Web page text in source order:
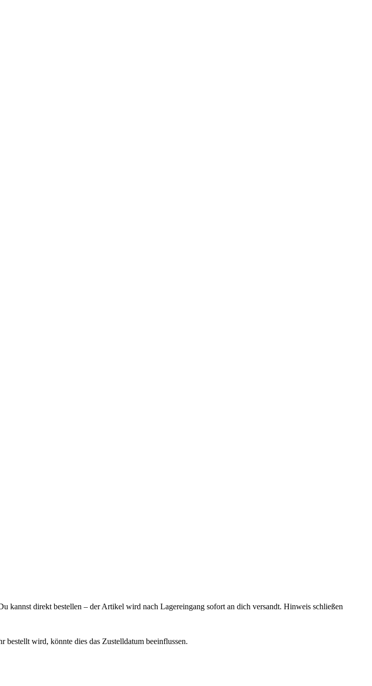
kannst direkt bestellen – der Artikel wird nach Lagereingang sofort an dich versandt. Hinweis schließen
bestellt wird, könnte dies das Zustelldatum beeinflussen.